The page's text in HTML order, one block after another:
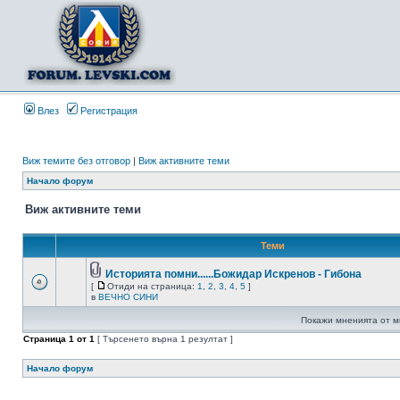
Влез Регистрация
Виж темите без отговор | Виж активните теми
Начало форум
Виж активните теми
Теми
Историята помни......Божидар Искренов - Гибона
[ Отиди на страница: 1 2 3 4 5 ]
в ВЕЧНО СИНИ
Покажи мненията от
Страница 1 от 1 [ Търсенето върна 1 резултат ]
Начало форум